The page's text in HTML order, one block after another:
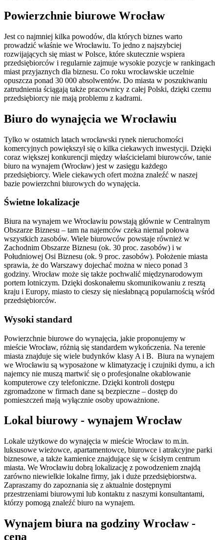
Powierzchnie biurowe Wrocław
Jest co najmniej kilka powodów, dla których biznes warto
prowadzić właśnie we Wrocławiu. To jedno z najszybciej
rozwijających się miast w Polsce, które skutecznie wspiera
przedsiębiorców i regularnie zajmuje wysokie pozycje w rankingach
miast przyjaznych dla biznesu. Co roku wrocławskie uczelnie
opuszcza ponad 30 000 absolwentów. Do miasta w poszukiwaniu
zatrudnienia ściągają także pracownicy z całej Polski, dzięki czemu
przedsiębiorcy nie mają problemu z kadrami.
Biuro do wynajęcia we Wrocławiu
Tylko w ostatnich latach wrocławski rynek nieruchomości
komercyjnych powiększył się o kilka ciekawych inwestycji. Dzięki
coraz większej konkurencji między właścicielami biurowców, tanie
biuro na wynajem (Wrocław) jest w zasięgu każdego
przedsiębiorcy. Wiele ciekawych ofert można znaleźć w naszej
bazie powierzchni biurowych do wynajęcia.
Świetne lokalizacje
Biura na wynajem we Wrocławiu powstają głównie w Centralnym
Obszarze Biznesu – tam na najemców czeka niemal połowa
wszystkich zasobów. Wiele biurowców powstaje również w
Zachodnim Obszarze Biznesu (ok. 30 proc. zasobów) i w
Południowej Osi Biznesu (ok. 9 proc. zasobów). Położenie miasta
sprawia, że do Warszawy dojechać można w nieco ponad 3
godziny. Wrocław może się także pochwalić międzynarodowym
portem lotniczym. Dzięki doskonałemu skomunikowaniu z resztą
kraju i Europy, miasto to cieszy się niesłabnącą popularnością wśród
przedsiębiorców.
Wysoki standard
Powierzchnie biurowe do wynajęcia, jakie proponujemy w
mieście Wrocław, różnią się standardem wykończenia. Na terenie
miasta znajduje się wiele budynków klasy A i B. Biura na wynajem
we Wrocławiu są wyposażone w klimatyzację i czujniki dymu, a ich
najemcy nie muszą martwić się o profesjonalne okablowanie
komputerowe czy telefoniczne. Dzięki kontroli dostępu
zgromadzone w firmach dane są bezpieczne – dostęp do
pomieszczeń mają wyłącznie osoby upoważnione.
Lokal biurowy - wynajem Wrocław
Lokale użytkowe do wynajęcia w mieście Wrocław to m.in.
luksusowe wieżowce, apartamentowce, biurowce i atrakcyjne parki
biznesowe, a także kamienice znajdujące się w ścisłym centrum
miasta. We Wrocławiu dobrą lokalizację z powodzeniem znajdą
zarówno niewielkie lokalne firmy, jak i duże przedsiębiorstwa.
Zapraszamy do zapoznania się z aktualnie dostępnymi
przestrzeniami biurowymi lub kontaktu z naszymi konsultantami,
którzy pomogą znaleźć biuro na wynajem.
Wynajem biura na godziny Wrocław -
cena